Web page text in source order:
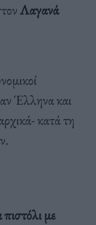
Λαγανά
Έλληνα και
κατά τη
πιστόλι με